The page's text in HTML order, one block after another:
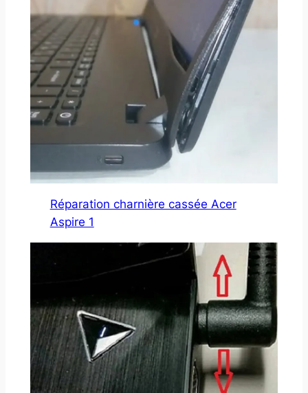
Réparation charnière cassée Acer
Aspire 1